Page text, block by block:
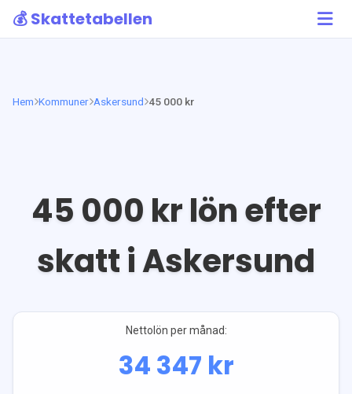
💰 Skattetabellen
Hem Kommuner Askersund 45 000 kr
45 000 kr lön efter
skatt iAskersund
Nettolön per månad:
34 347 kr